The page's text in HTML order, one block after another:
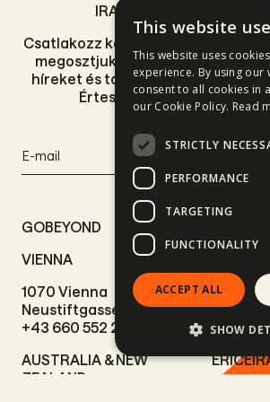
IRATKOZZ FEL
Csatlakozz kalandvágyó
megosztjuk veled a legfrissebb,
híreket és tapasztalatainkat az
Értesülj elsőként új
programjainkról.
GOBEYOND
VIENNA
1070 Vienna
Neustiftgasse 51/1.
+43 660 552 2466
1013
Várkert
+36 70
AUSTRALIA & NEW
ZEALAND
This website
This website uses
experience. By using our
consent to all cookies in
our Cookie Policy. Read
STRICTLY
PERFORMANCE
TARGETING
FUNCTIONALITY
ACCEPT ALL
SHOW